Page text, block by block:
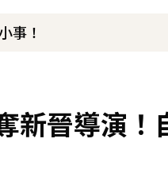
事！
新晉導演！